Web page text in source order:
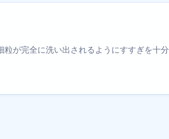
が完全に洗い出されるようにすすぎを十分